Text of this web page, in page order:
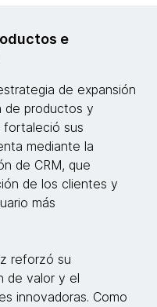
e
de expansión
de productos y
fortaleció sus
mediante la
de CRM, que
de los clientes y
más
reforzó su
de valor y el
innovadoras. Como